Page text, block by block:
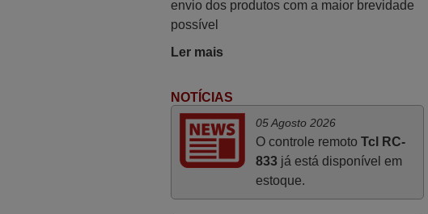
Boa noite. Dando correspondência ao
solicitado no corpo do vosso email supra
o meu testemunho sobre a experiência
que tive com a vossa Empresa durante a
minha encomenda supra: Acolhimento da
encomenda, informação ao cliente,
clareza de instruções durante o processo,
qualidade do produto, cumprimento dos
prazos A TUDO ISTO DOU DOU A NOTA
envio dos produtos com a maior brevidade
possível
Ler mais
NOTÍCIAS
05 Agosto 2026
O controle remoto Tcl RC-
833já está disponível em
estoque.